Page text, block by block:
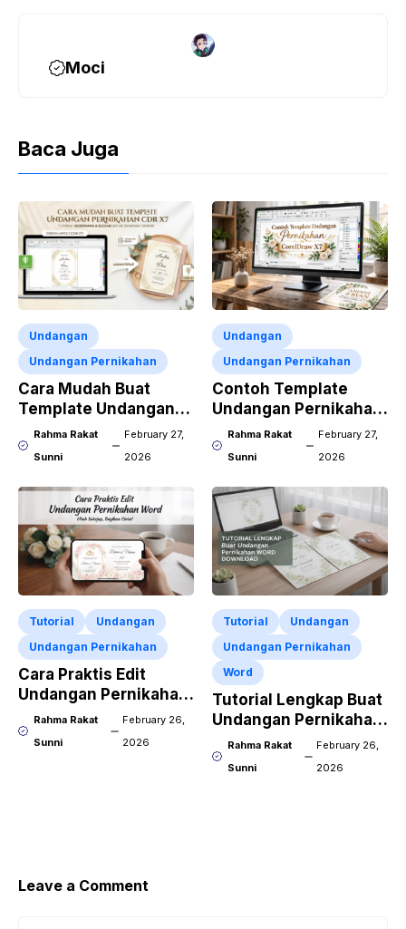
Moci
Baca Juga
Undangan
Undangan Pernikahan
Cara Mudah Buat
Template Undangan
Pernikahan CDR X7
Rahma Rakat
Sunni
February 27,
2026
Undangan
Undangan Pernikahan
Contoh Template
Undangan Pernikahan
CorelDraw X7
Rahma Rakat
Sunni
February 27,
2026
Tutorial
Undangan
Undangan Pernikahan
Cara Praktis Edit
Undangan Pernikahan
Word Pakai HP
Rahma Rakat
Sunni
February 26,
2026
Tutorial
Undangan
Undangan Pernikahan
Word
Tutorial Lengkap Buat
Undangan Pernikahan
Word Download
Rahma Rakat
Sunni
February 26,
2026
Leave a Comment